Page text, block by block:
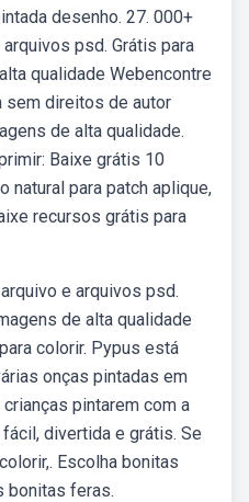
desenho. 27. 000+
psd. Grátis para
qualidade Webencontre
sem direitos de autor
de alta qualidade.
Baixe grátis 10
natural para patch aplique,
recursos grátis para
e arquivos psd.
de alta qualidade
colorir. Pypus está
onças pintadas em
pintarem com a
divertida e grátis. Se
Escolha bonitas
bonitas feras.